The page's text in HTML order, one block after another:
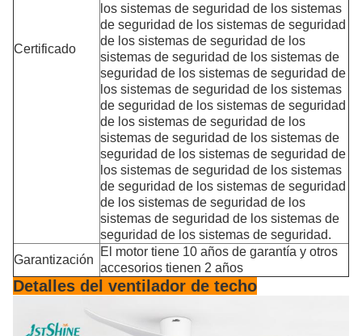
Certificado
los sistemas de seguridad de los sistemas
de seguridad de los sistemas de seguridad
de los sistemas de seguridad de los
sistemas de seguridad de los sistemas de
seguridad de los sistemas de seguridad de
los sistemas de seguridad de los sistemas
de seguridad de los sistemas de seguridad
de los sistemas de seguridad de los
sistemas de seguridad de los sistemas de
seguridad de los sistemas de seguridad de
los sistemas de seguridad de los sistemas
de seguridad de los sistemas de seguridad
de los sistemas de seguridad de los
sistemas de seguridad de los sistemas de
seguridad de los sistemas de seguridad.
Garantización
El motor tiene 10 años de garantía y otros
accesorios tienen 2 años
Detalles del ventilador de techo